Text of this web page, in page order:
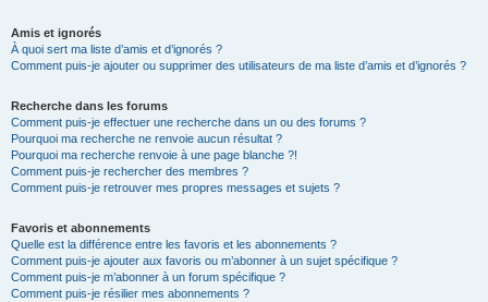
Amis et ignorés
À quoi sert ma liste d’amis et d’ignorés ?
Comment puis-je ajouter ou supprimer des utilisateurs de ma liste d’amis et d’ignorés ?
Recherche dans les forums
Comment puis-je effectuer une recherche dans un ou des forums ?
Pourquoi ma recherche ne renvoie aucun résultat ?
Pourquoi ma recherche renvoie à une page blanche ?!
Comment puis-je rechercher des membres ?
Comment puis-je retrouver mes propres messages et sujets ?
Favoris et abonnements
Quelle est la différence entre les favoris et les abonnements ?
Comment puis-je ajouter aux favoris ou m’abonner à un sujet spécifique ?
Comment puis-je m’abonner à un forum spécifique ?
Comment puis-je résilier mes abonnements ?